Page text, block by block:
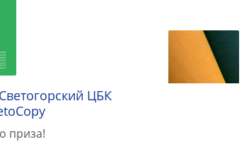
ЦБК
приза!